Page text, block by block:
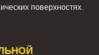
поверхностях.